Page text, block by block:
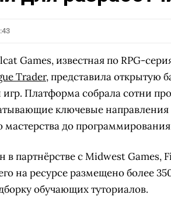
Games, известная по RPG-
Trader, представила открытую
игр. Платформа собрала сотни
ключевые
мастерства до
в партнёрстве с Midwest Games,
на ресурсе размещено более
обучающих туториалов.